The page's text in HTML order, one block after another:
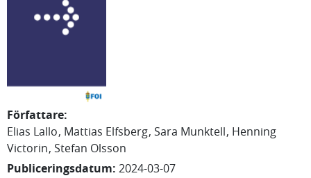
Författare:
Elias Lallo Mattias Elfsberg Sara Munktell Henning
Victorin Stefan Olsson
Publiceringsdatum: 2024-03-07